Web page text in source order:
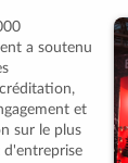
a soutenu
et
sur le plus
d'entreprise